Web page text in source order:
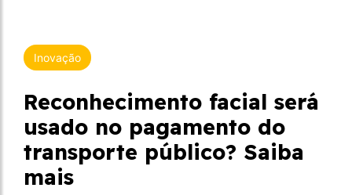
Inovação
Reconhecimento facial será
usado no pagamento do
transporte público? Saiba
mais